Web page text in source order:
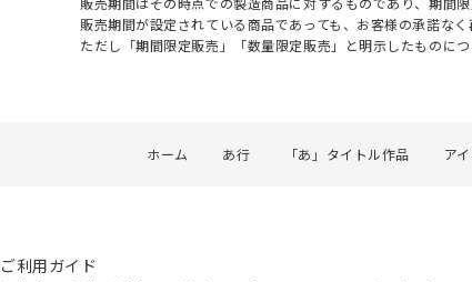
販売期間が設定されている商品であっても、お客様の承諾な
ただし「期間限定販売」「数量限定販売」と明示したものに
ホーム あ行 「あ」タイトル作品 ア
ご利用ガイド